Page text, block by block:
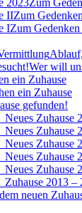
2023Zum
IIZum
IZum
Wer will
ein Zuhause
ein Zuhause
gefunden!
Zuhause
Zuhause
Zuhause
Zuhause
Zuhause
2013 –
neuen